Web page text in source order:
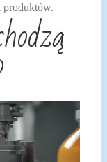
produktów.